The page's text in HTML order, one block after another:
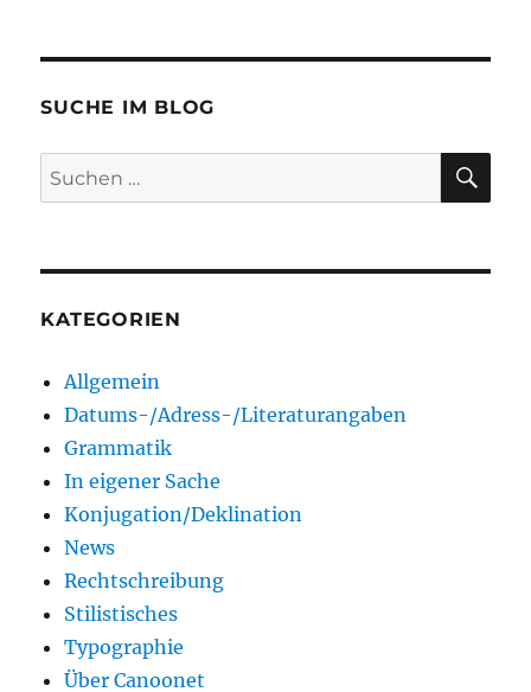
SUCHE IM BLOG
Suchen
nach:
KATEGORIEN
Allgemein
Datums-/Adress-/Literaturangaben
Grammatik
In eigener Sache
Konjugation/Deklination
News
Rechtschreibung
Stilistisches
Typographie
Über Canoonet